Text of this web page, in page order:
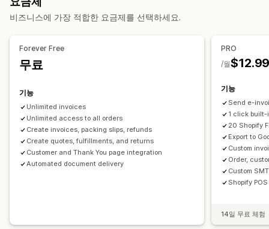
색상 및 글꼴
브랜딩 필드 인보이스 번호 발신자 이메일
파일 관리
대량 다운로드
PDF 생성
세금 계산
등록
세금 번호 유효성 검사
보고 및 제출
데이터 내보내기
비즈니스에 가장 적합한 요금제를 선택하세요.
Forever Free
무료
기능
Unlimited invoices
Unlimited access to all orders
Create invoices, packing slips, refunds
Create quotes, fulfillments, and returns
Customer and Thank You page integration
Automated document delivery
PRO
/월
기능
Send e-
1 click
20 Shopify
Export to
Custom
Order,
Custom
Shopify
14일 무료 체험